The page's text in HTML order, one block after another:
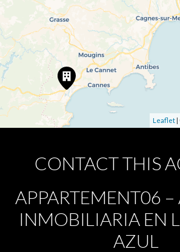
Leaflet |
CONTACT THIS
APPARTEMENT06
INMOBILIARIA EN
AZUL